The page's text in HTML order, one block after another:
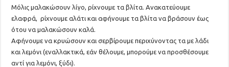
Μόλις μαλακώσουν λίγο, ρίχνουμε τα βλίτα. Ανακατεύουμε
ελαφρά, ρίχνουμε αλάτι και αφήνουμε τα βλίτα να βράσουν έως
ότου να μαλακώσουν καλά.
Αφήνουμε να κρυώσουν και σερβίρουμε περιχύνοντας τα με λάδι
και λεμόνι (εναλλακτικά, εάν θέλουμε, μπορούμε να προσθέσουμε
αντί για λεμόνι, ξύδι).